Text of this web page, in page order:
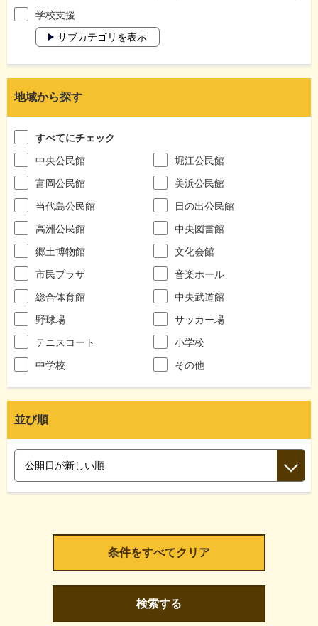
学校支援
サブカテゴリを表示
地域から探す
すべてにチェック
中央公民館
堀江公民館
富岡公民館
美浜公民館
当代島公民館
日の出公民館
高洲公民館
中央図書館
郷土博物館
文化会館
市民プラザ
音楽ホール
総合体育館
中央武道館
野球場
サッカー場
テニスコート
小学校
中学校
その他
並び順
検索する